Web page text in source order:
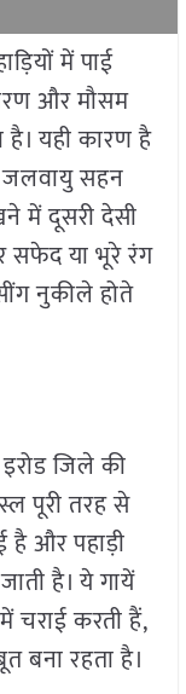
में पाई
और मौसम
यही कारण है
जलवायु सहन
में दूसरी देसी
सफेद या भूरे रंग
नुकीले होते
जिले की
पूरी तरह से
है और पहाड़ी
है। ये गायें
चराई करती हैं,
बना रहता है।